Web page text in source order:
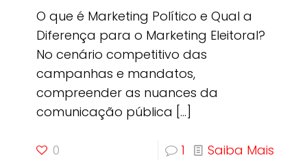
O que é Marketing Político e Qual a
Diferença para o Marketing Eleitoral?
No cenário competitivo das
campanhas e mandatos,
compreender as nuances da
comunicação pública […]
0 1 Saiba Mais